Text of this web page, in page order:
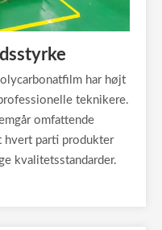
har højt
teknikere.
omfattende
parti produkter
kvalitetsstandarder.